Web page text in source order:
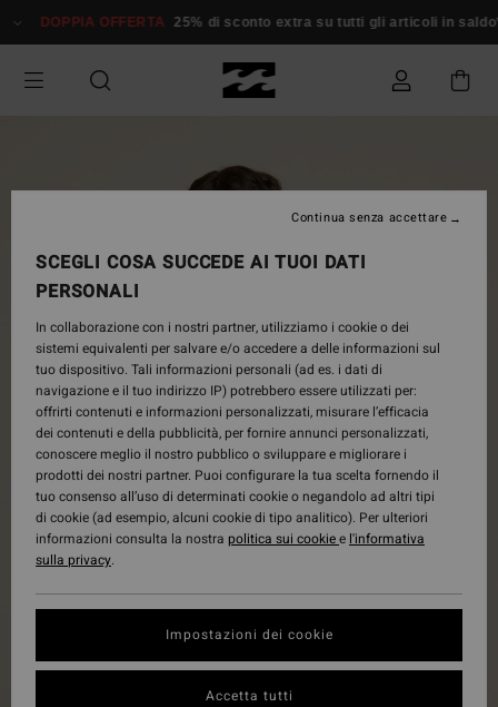
alle
prodotto
DOPPIA OFFERTA 25% di sconto extra su tutti gli articoli in
SCEGLI COSA SUCCEDE AI TUOI DATI
PERSONALI
In collaborazione con i nostri partner, utilizziamo i cookie o dei
sistemi equivalenti per salvare e/o accedere a delle informazioni sul
tuo dispositivo. Tali informazioni personali (ad es. i dati di
navigazione e il tuo indirizzo IP) potrebbero essere utilizzati per:
offrirti contenuti e informazioni personalizzati, misurare l’efficacia
dei contenuti e della pubblicità, per fornire annunci personalizzati,
conoscere meglio il nostro pubblico o sviluppare e migliorare i
prodotti dei nostri partner. Puoi configurare la tua scelta fornendo il
tuo consenso all’uso di determinati cookie o negandolo ad altri tipi
di cookie (ad esempio, alcuni cookie di tipo analitico). Per ulteriori
informazioni consulta la nostra politica sui cookiee l'informativa
sulla privacy.
Impostazioni dei cookie
Continua senza accettare
Accetta tutti